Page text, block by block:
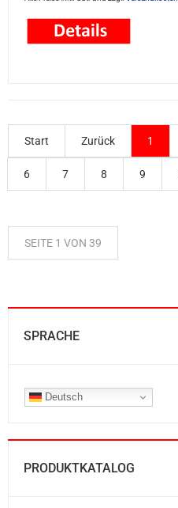
Start Zurück 1
6 7 8 9
SEITE 1 VON 39
SPRACHE
Deutsch
PRODUKTKATALOG